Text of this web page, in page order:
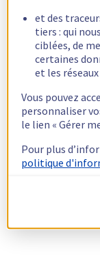
et des
tiers : qui
ciblées, de
certaines
et les
Vous pouvez
personnaliser
le lien « Gérer
Pour plus
politique